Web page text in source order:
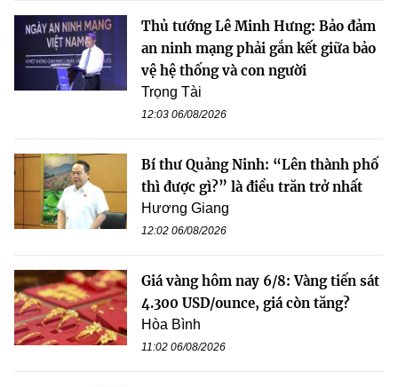
Thủ tướng Lê Minh Hưng: Bảo đảm
an ninh mạng phải gắn kết giữa bảo
vệ hệ thống và con người
Trọng Tài
12:03 06/08/2026
Bí thư Quảng Ninh: “Lên thành phố
thì được gì?” là điều trăn trở nhất
Hương Giang
12:02 06/08/2026
Giá vàng hôm nay 6/8: Vàng tiến sát
4.300 USD/ounce, giá còn tăng?
Hòa Bình
11:02 06/08/2026